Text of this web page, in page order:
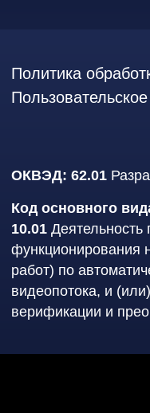
Политика
ОКВЭД: 62.01
Код основного
10.01
функционирования
работ) по
видеопотока, и
верификации и